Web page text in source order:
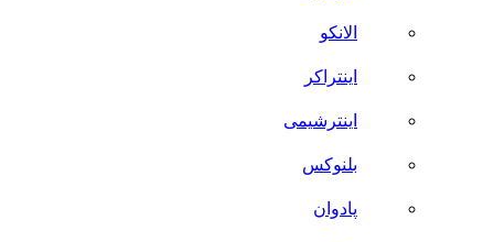
الانکو
اینتراکر
اینترشیمی
بلنوکس
پادوان